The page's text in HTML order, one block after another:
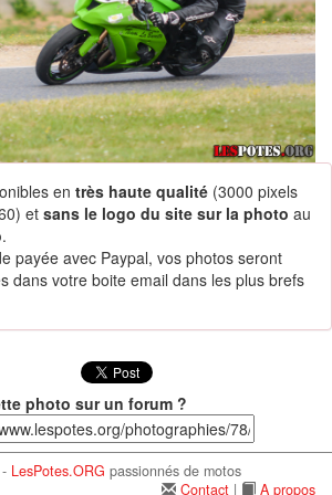
en très haute qualité (3000 pixels
et sans le logo du site sur la photo au
.
payée avec Paypal, vos photos seront
dans votre boite email dans les plus brefs
photo sur un forum ?
LesPotes.ORG passionnés de motos
Contact | A propos